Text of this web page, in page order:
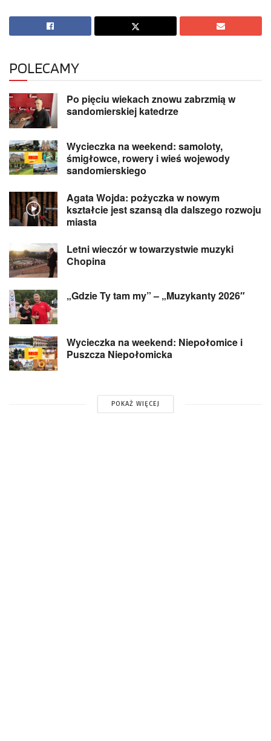
POLECAMY
Po pięciu wiekach znowu zabrzmią w
sandomierskiej katedrze
Wycieczka na weekend: samoloty,
śmigłowce, rowery i wieś wojewody
sandomierskiego
Agata Wojda: pożyczka w nowym
kształcie jest szansą dla dalszego rozwoju
miasta
Letni wieczór w towarzystwie muzyki
Chopina
„Gdzie Ty tam my” – „Muzykanty 2026″
Wycieczka na weekend: Niepołomice i
Puszcza Niepołomicka
POKAŻ WIĘCEJ